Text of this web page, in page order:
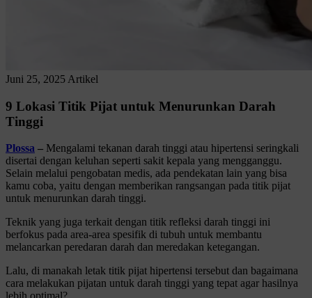
Juni 25, 2025 Artikel
9 Lokasi Titik Pijat untuk Menurunkan Darah
Tinggi
Plossa – Mengalami tekanan darah tinggi atau hipertensi seringkali
disertai dengan keluhan seperti sakit kepala yang mengganggu.
Selain melalui pengobatan medis, ada pendekatan lain yang bisa
kamu coba, yaitu dengan memberikan rangsangan pada titik pijat
untuk menurunkan darah tinggi.
Teknik yang juga terkait dengan titik refleksi darah tinggi ini
berfokus pada area-area spesifik di tubuh untuk membantu
melancarkan peredaran darah dan meredakan ketegangan.
Lalu, di manakah letak titik pijat hipertensi tersebut dan bagaimana
cara melakukan pijatan untuk darah tinggi yang tepat agar hasilnya